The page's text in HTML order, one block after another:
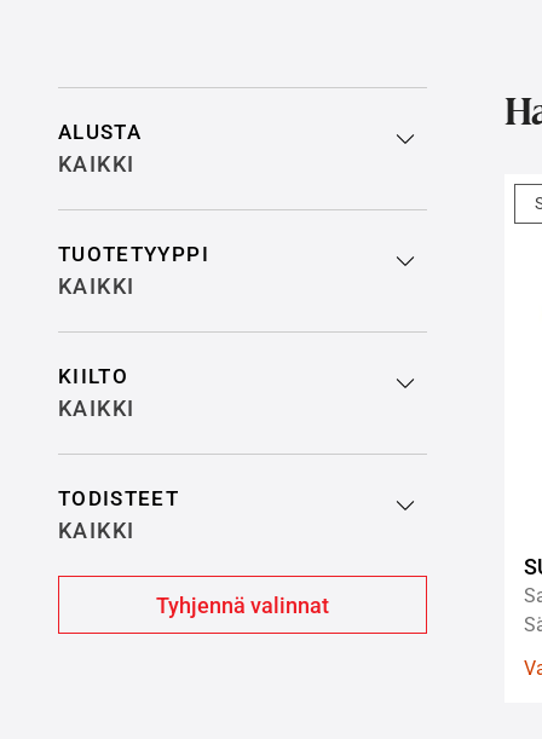
ALUSTA
KAIKKI
TUOTETYYPPI
KAIKKI
KIILTO
KAIKKI
TODISTEET
KAIKKI